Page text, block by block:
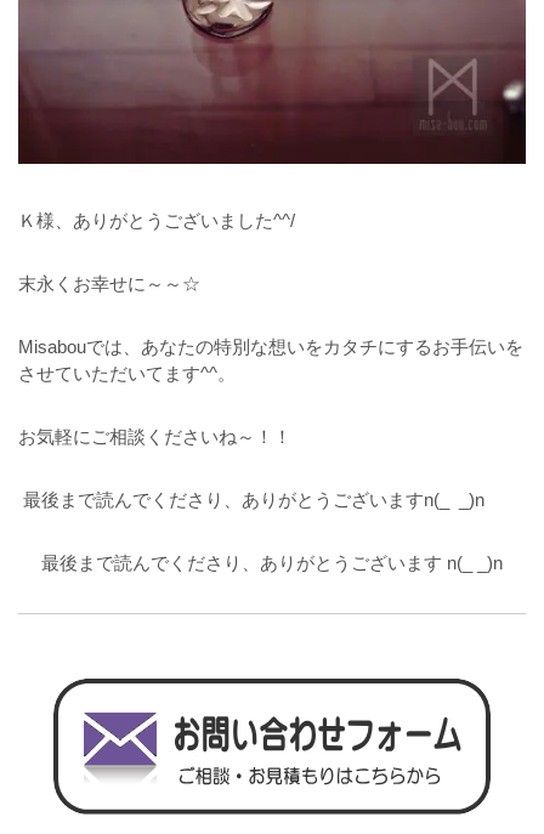
Ｋ様、ありがとうございました^^/
末永くお幸せに～～☆
Misabouでは、あなたの特別な想いをカタチにするお手伝いを
させていただいてます^^。
お気軽にご相談くださいね～！！
最後まで読んでくださり、ありがとうございますn(_ _)n
最後まで読んでくださり、ありがとうございます n(_ _)n